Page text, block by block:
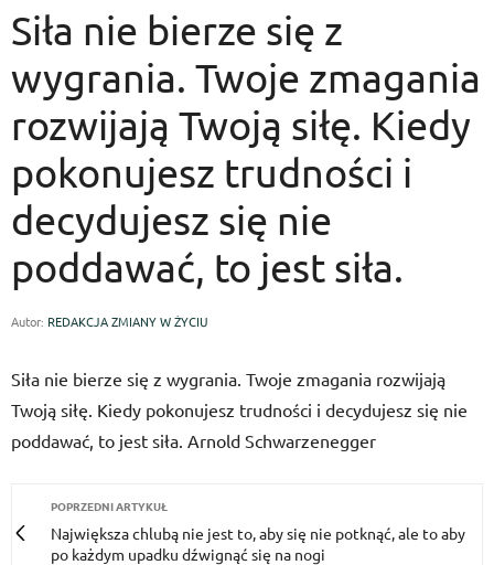
Siła nie bierze się z
wygrania. Twoje zmagania
rozwijają Twoją siłę. Kiedy
pokonujesz trudności i
decydujesz się nie
poddawać, to jest siła.
Autor: REDAKCJA ZMIANY W ŻYCIU
Siła nie bierze się z wygrania. Twoje zmagania rozwijają
Twoją siłę. Kiedy pokonujesz trudności i decydujesz się nie
poddawać, to jest siła. Arnold Schwarzenegger
POPRZEDNI ARTYKUŁ
Największa chlubą nie jest to, aby się nie potknąć, ale to aby
po każdym upadku dźwignąć się na nogi